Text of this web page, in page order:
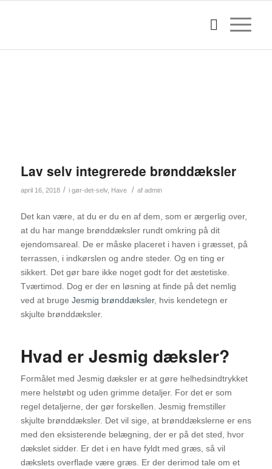
Lav selv integrerede brønddæksler
april 16, 2018 / i gør-det-selv, Have / af admin
Det kan være, at du er du en af dem, som er ærgerlig over,
at du har mange brønddæksler rundt omkring på dit
ejendomsareal. De er måske placeret i haven i græsset, på
terrassen, i indkørslen og andre steder. Og en ting er
sikkert. Det gør bare ikke noget godt for det æstetiske.
Tværtimod. Dog er der en løsning at finde på det nemlig
ved at bruge Jesmig brønddæksler, hvis kendetegn er
skjulte brønddæksler.
Hvad er Jesmig dæksler?
Formålet med Jesmig dæksler er at gøre helhedsindtrykket
mere helstøbt og uden grimme detaljer. For det er som
regel detaljerne, der gør forskellen. Jesmig fremstiller
skjulte brønddæksler. Det vil sige, at brønddækslerne er ens
med den eksisterende belægning, der er på det sted, hvor
dækslet sidder. Er det i en have fyldt med græs, så vil
dækslets overflade være græs. Er der derimod tale om et